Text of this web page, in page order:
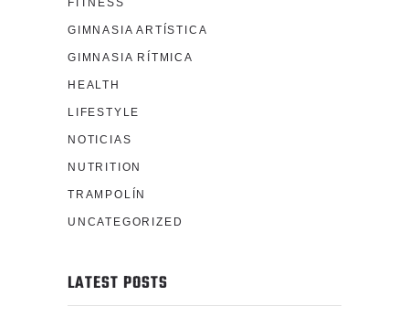
FITNESS
GIMNASIA ARTÍSTICA
GIMNASIA RÍTMICA
HEALTH
LIFESTYLE
NOTICIAS
NUTRITION
TRAMPOLÍN
UNCATEGORIZED
LATEST POSTS